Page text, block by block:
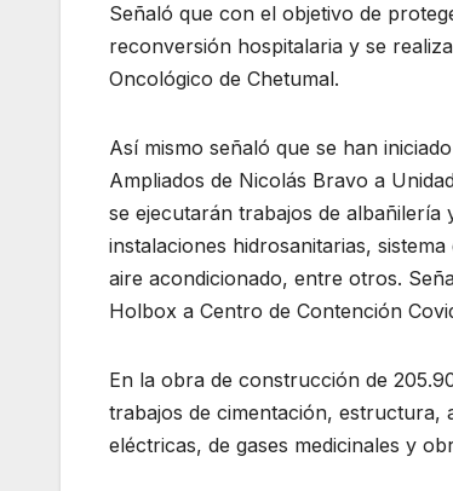
Señaló que con el objetivo de
reconversión hospitalaria y se
Oncológico de Chetumal.
Así mismo señaló que se han
Ampliados de Nicolás Bravo a
se ejecutarán trabajos de
instalaciones hidrosanitarias,
aire acondicionado, entre otros.
Holbox a Centro de Contención
En la obra de construcción de
trabajos de cimentación, estructura,
eléctricas, de gases medicinales y